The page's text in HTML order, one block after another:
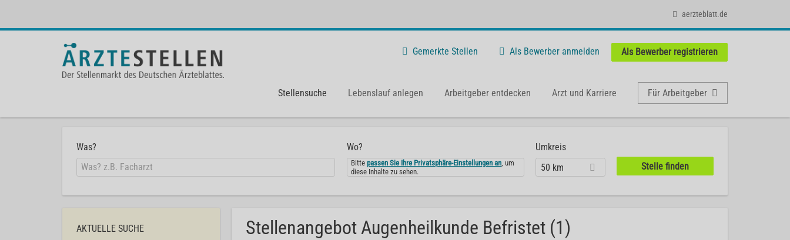
aerzteblatt.de
Gemerkte Stellen Als Bewerber anmelden Als Bewerber registrieren
Stellensuche Lebenslauf anlegen Arbeitgeber entdecken Arzt und Karriere Für Arbeitgeber
Was? Wo?
Bittepassen Sie Ihre Privatsphäre-Einstellungen an, um
diese Inhalte zu sehen.
Umkreis
50 km
Stellenangebot Augenheilkunde Befristet (1)
AKTUELLE SUCHE